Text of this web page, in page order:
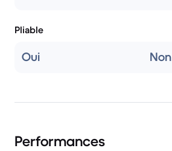
Pliable
Oui Non
Performances